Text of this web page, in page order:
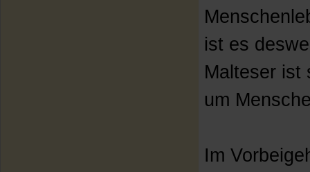
ist es
Malteser ist
um
Im